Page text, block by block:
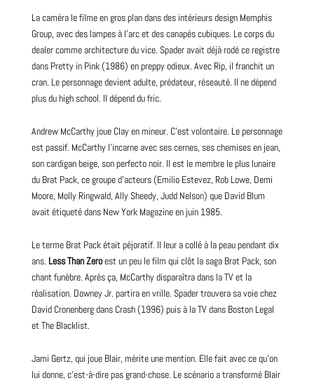
La caméra le filme en gros plan dans des intérieurs design Memphis
Group, avec des lampes à l’arc et des canapés cubiques. Le corps du
dealer comme architecture du vice. Spader avait déjà rodé ce registre
dans Pretty in Pink (1986) en preppy odieux. Avec Rip, il franchit un
cran. Le personnage devient adulte, prédateur, réseauté. Il ne dépend
plus du high school. Il dépend du fric.
Andrew McCarthy joue Clay en mineur. C’est volontaire. Le personnage
est passif. McCarthy l’incarne avec ses cernes, ses chemises en jean,
son cardigan beige, son perfecto noir. Il est le membre le plus lunaire
du Brat Pack, cegrouped’acteurs (Emilio Estevez, Rob Lowe, Demi
Moore, Molly Ringwald, Ally Sheedy, Judd Nelson) que DavidBlum
avait étiqueté dans New York Magazineen juin 1985.
Le terme Brat Pack était péjoratif. Il leur a collé à la peau pendant dix
ans. Less Than Zeroest un peu le film qui clôt la saga Brat Pack, son
chant funèbre. Après ça, McCarthy disparaîtra dans la TV et la
réalisation. Downey Jr. partira en vrille. Spader trouvera sa voie chez
David Cronenberg dans Crash (1996) puis à la TV dans Boston Legal
et The Blacklist.
Jami Gertz, qui joue Blair, mérite une mention. Elle fait avec ce qu’on
lui donne, c’est-à-dire pas grand-chose. Le scénario a transformé Blair